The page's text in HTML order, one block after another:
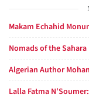
Makam Echahid
Nomads of the Sahara
Algerian Author
Lalla Fatma